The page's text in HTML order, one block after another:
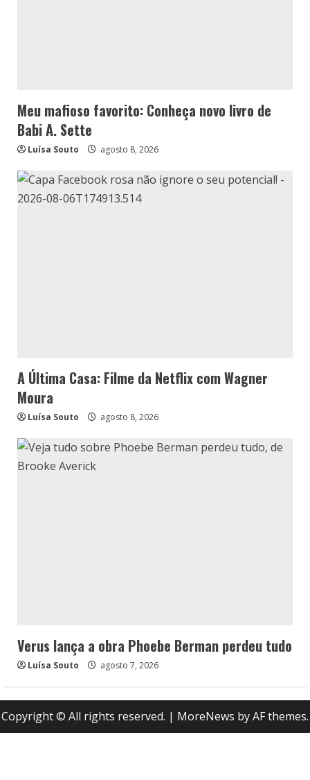
Meu mafioso favorito: Conheça novo livro de
Babi A. Sette
Luísa Souto agosto 8, 2026
A Última Casa: Filme da Netflix com Wagner
Moura
Luísa Souto agosto 8, 2026
Verus lança a obra Phoebe Berman perdeu tudo
Luísa Souto agosto 7, 2026
Copyright © All rights reserved. | MoreNews by AF themes.